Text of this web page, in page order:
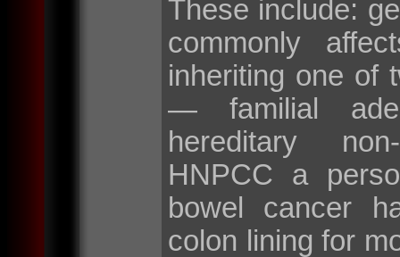
These include:
commonly
inheriting one of
— familial
hereditary
HNPCC a
bowel cancer
colon lining for